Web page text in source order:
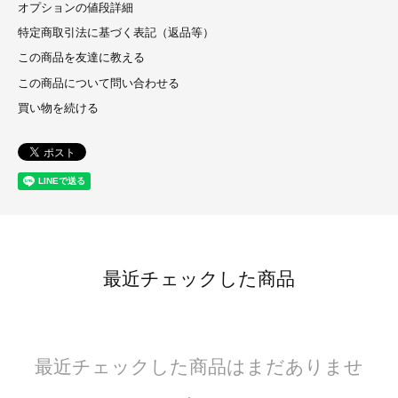
オプションの値段詳細
特定商取引法に基づく表記（返品等）
この商品を友達に教える
この商品について問い合わせる
買い物を続ける
最近チェックした商品
最近チェックした商品はまだありませ